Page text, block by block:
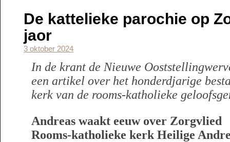
De kattelieke parochie op
jaor
3 oktober 2024
In de krant de Nieuwe
een artikel over het honderdjarige
kerk van de rooms-katholieke
Andreas waakt eeuw over Zorgvlied
Rooms-katholieke kerk Heilige